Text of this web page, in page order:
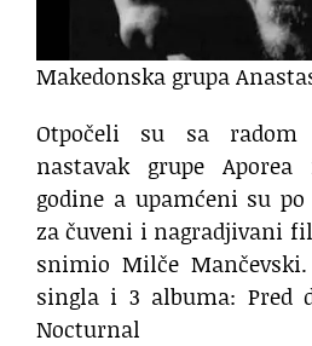
Makedonska grupa
Otpočeli su sa radom
nastavak grupe
godine a upamćeni su
za čuveni i nagradjivani
snimio Milče
singla i 3 albuma: Pred
Nocturnal